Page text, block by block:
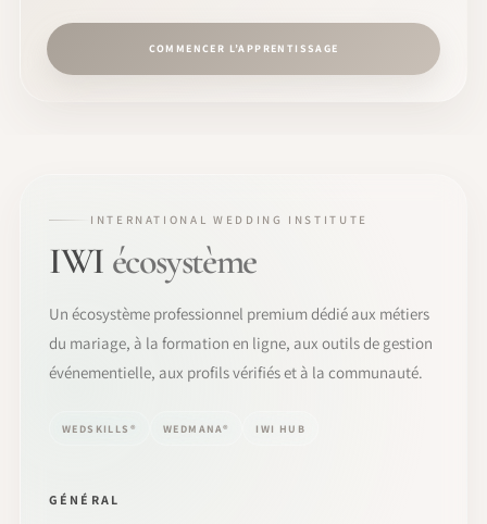
COMMENCER L’APPRENTISSAGE
INTERNATIONAL WEDDING INSTITUTE
IWI écosystème
Un écosystème professionnel premium dédié aux métiers
du mariage, à la formation en ligne, aux outils de gestion
événementielle, aux profils vérifiés et à la communauté.
WEDSKILLS® WEDMANA® IWI HUB
GÉNÉRAL